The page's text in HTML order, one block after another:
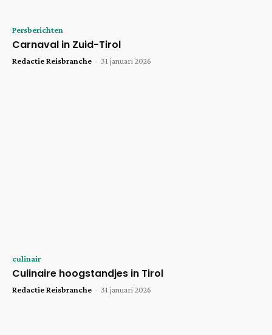
Persberichten
Carnaval in Zuid-Tirol
Redactie Reisbranche - 31 januari 2026
culinair
Culinaire hoogstandjes in Tirol
Redactie Reisbranche - 31 januari 2026